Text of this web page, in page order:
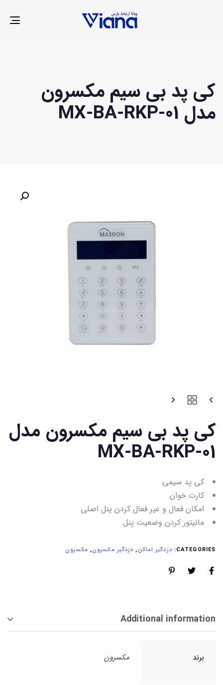
کی پد بی سیم مکسرون
مدل MX-BA-RKP-01
کی پد بی سیم مکسرون مدل
MX-BA-RKP-01
کی پد سیمی
کارت خوان
امکان فعال و غیر فعال کردن پنل اصلی
مانیتور کردن وضعیت پنل
CATEGORIES: دزدگیر اماکن, دزدگیر مکسرون, مکسرون
Additional information
برند مکسرون